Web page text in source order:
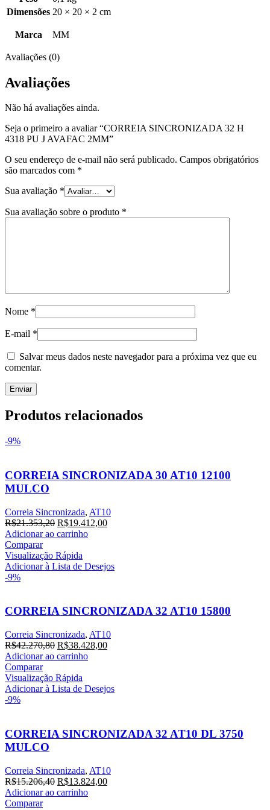
Dimensões 20 × 20 × 2 cm
Marca MM
Avaliações (0)
Avaliações
Não há avaliações ainda.
Seja o primeiro a avaliar “CORREIA SINCRONIZADA 32 H
4318 PU J AVAFAC 2MM”
O seu endereço de e-mail não será publicado. Campos obrigatórios
são marcados com *
Sua avaliação *
Sua avaliação sobre o produto *
Nome *
E-mail *
Salvar meus dados neste navegador para a próxima vez que eu
comentar.
Produtos relacionados
-9%
CORREIA SINCRONIZADA 30 AT10 12100
MULCO
Correia Sincronizada, AT10
R$21.353,20 O
preço
era:
R$21.353,20.
R$19.412,00O
R$19.412,00.
Adicionar ao carrinho
Comparar
Visualização Rápida
Adicionar à Lista de Desejos
-9%
CORREIA SINCRONIZADA 32 AT10 15800
Correia Sincronizada, AT10
R$42.270,80 O
preço
era:
R$42.270,80.
R$38.428,00O
R$38.428,00.
Adicionar ao carrinho
Comparar
Visualização Rápida
Adicionar à Lista de Desejos
-9%
CORREIA SINCRONIZADA 32 AT10 DL 3750
MULCO
Correia Sincronizada, AT10
R$15.206,40 O
preço
R$13.824,00O
Adicionar ao carrinho
Comparar